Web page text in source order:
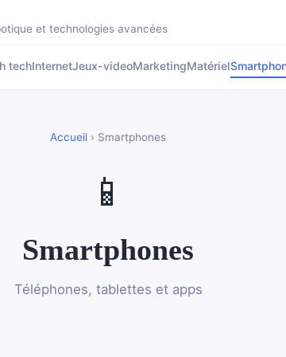
et technologies avancées
techInternetJeux-videoMarketingMatériel
Accueil › Smartphones
📱
Smartphones
Téléphones, tablettes et apps